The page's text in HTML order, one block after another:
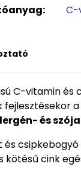
C-
C-vitamin
és
és
cink